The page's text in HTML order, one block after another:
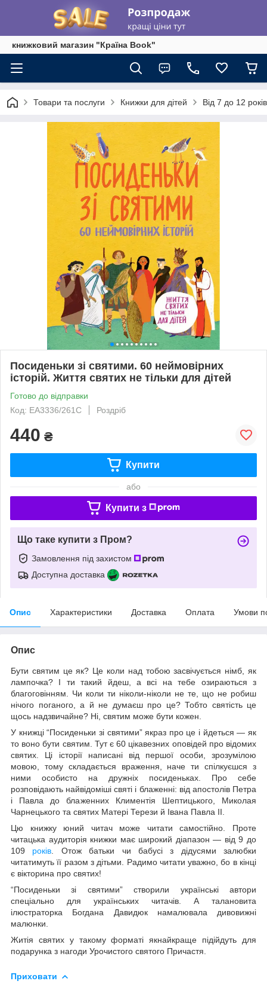
книжковий магазин "Країна Book"
Товари та послуги Книжки для дітей Від 7 до 12 років
Посиденьки зі святими. 60 неймовірних
історій. Життя святих не тільки для дітей
Готово до відправки
Код: ЕА3336/261С
Роздріб
440 ₴
Купити
або
Купити з
Що таке купити з Пром?
Замовлення під захистом
Доступна доставка
Опис Характеристики Доставка Оплата Умови
Опис
Бути святим це як? Це коли над тобою засвічується німб, як
лампочка? І ти такий йдеш, а всі на тебе озираються з
благоговінням. Чи коли ти ніколи-ніколи не те, що не робиш
нічого поганого, а й не думаєш про це? Тобто святість це
щось надзвичайне? Ні, святим може бути кожен.
У книжці “Посиденьки зі святими” якраз про це і йдеться — як
то воно бути святим. Тут є 60 цікавезних оповідей про відомих
святих. Ці історії написані від першої особи, зрозумілою
мовою, тому складається враження, наче ти спілкуєшся з
ними особисто на дружніх посиденьках. Про себе
розповідають найвідоміші святі і блаженні: від апостолів Петра
і Павла до блаженних Климентія Шептицького, Миколая
Чарнецького та святих Матері Терези й Івана Павла ІІ.
Цю книжку юний читач може читати самостійно. Проте
читацька аудиторія книжки має широкий діапазон — від 9 до
109 років . Отож батьки чи бабусі з дідусями залюбки
читатимуть її разом з дітьми. Радимо читати уважно, бо в кінці
є вікторина про святих!
“Посиденьки зі святими” створили українські автори
спеціально для українських читачів. А талановита
ілюстраторка Богдана Давидюк намалювала дивовижні
малюнки.
Житія святих у такому форматі якнайкраще підійдуть для
подарунка з нагоди Урочистого святого Причастя.
Приховати